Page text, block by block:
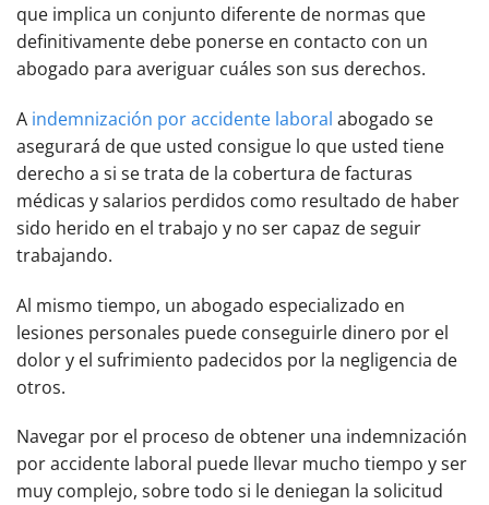
que implica un conjunto diferente de normas que
definitivamente debe ponerse en contacto con un
abogado para averiguar cuáles son sus derechos.
A indemnización por accidente laboral abogado se
asegurará de que usted consigue lo que usted tiene
derecho a si se trata de la cobertura de facturas
médicas y salarios perdidos como resultado de haber
sido herido en el trabajo y no ser capaz de seguir
trabajando.
Al mismo tiempo, un abogado especializado en
lesiones personales puede conseguirle dinero por el
dolor y el sufrimiento padecidos por la negligencia de
otros.
Navegar por el proceso de obtener una indemnización
por accidente laboral puede llevar mucho tiempo y ser
muy complejo, sobre todo si le deniegan la solicitud